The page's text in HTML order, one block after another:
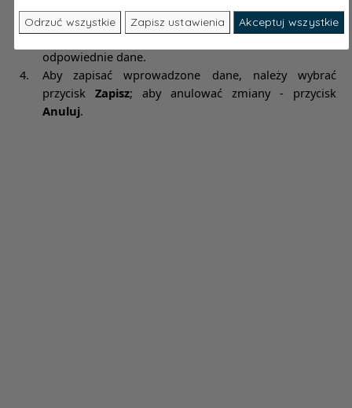
Odrzuć wszystkie Zapisz ustawienia Akceptuj wszystkie